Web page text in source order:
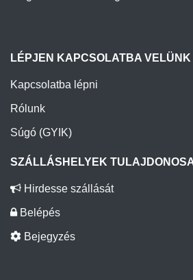
Kapcsolatba lépni
Rólunk
Súgó (GYIK)
SZÁLLÁSHELYEK TULAJDONOSAI
Hirdesse szállását
Belépés
Bejegyzés